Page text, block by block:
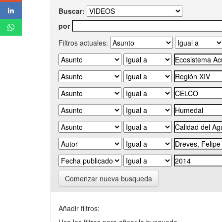
Buscar:
por
Filtros actuales:
Comenzar nueva busqueda
Añadir filtros: